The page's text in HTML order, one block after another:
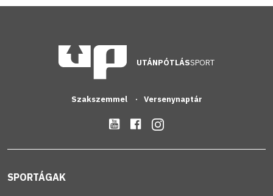
UTÁNPÓTLÁSSPORT
Szakszemmel Versenynaptár
SPORTÁGAK